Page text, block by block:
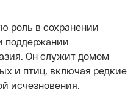
роль в сохранении
поддержании
Он служит домом
и птиц, включая редкие
исчезновения.